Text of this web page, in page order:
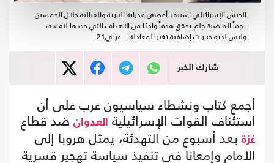
الجيش الإسرائيلي استنفد أقصى قدراته النارية والقتالية خلال الخمسين
يوماً الماضية ولم يحقق هدفاً واحدًا من الأهداف التي حددها لنفسه،
وليس لديه خيارات إضافية تغير المعادلة .. عربي21
شارك الخبر
أجمع كتاب ونشطاء سياسيون عرب على أن
استئناف القوات الإسرائيلية العدوان ضد قطاع
غزة بعد أسبوع من التهدئة، يمثل هروبا إلى
الأمام وإمعانا في تنفيذ سياسة تهجير قسرية